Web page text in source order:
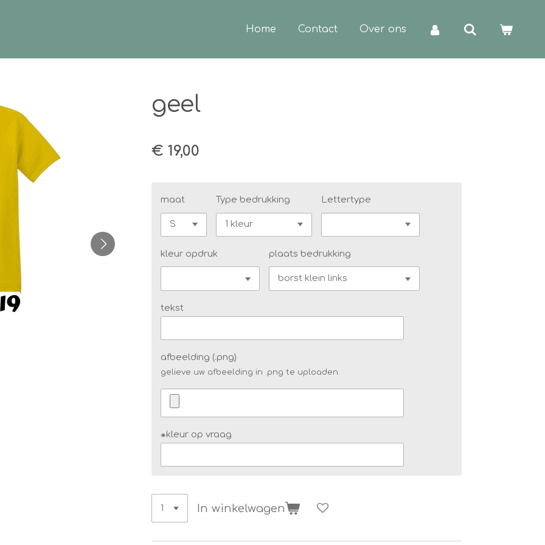
Home Contact Over ons
geel
€ 19,00
maat Type bedrukking Lettertype
kleur opdruk plaats bedrukking
tekst
afbeelding (.png)
gelieve uw afbeelding in .png te uploaden.
⁕kleur op vraag
In winkelwagen